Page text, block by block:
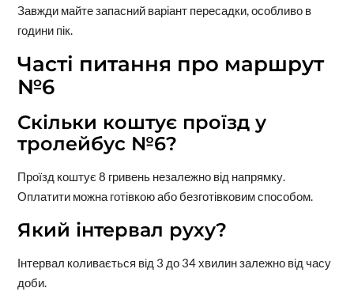
Завжди майте запасний варіант пересадки, особливо в
години пік.
Часті питання про маршрут
№6
Скільки коштує проїзд у
тролейбус №6?
Проїзд коштує 8 гривень незалежно від напрямку.
Оплатити можна готівкою або безготівковим способом.
Який інтервал руху?
Інтервал коливається від 3 до 34 хвилин залежно від часу
доби.